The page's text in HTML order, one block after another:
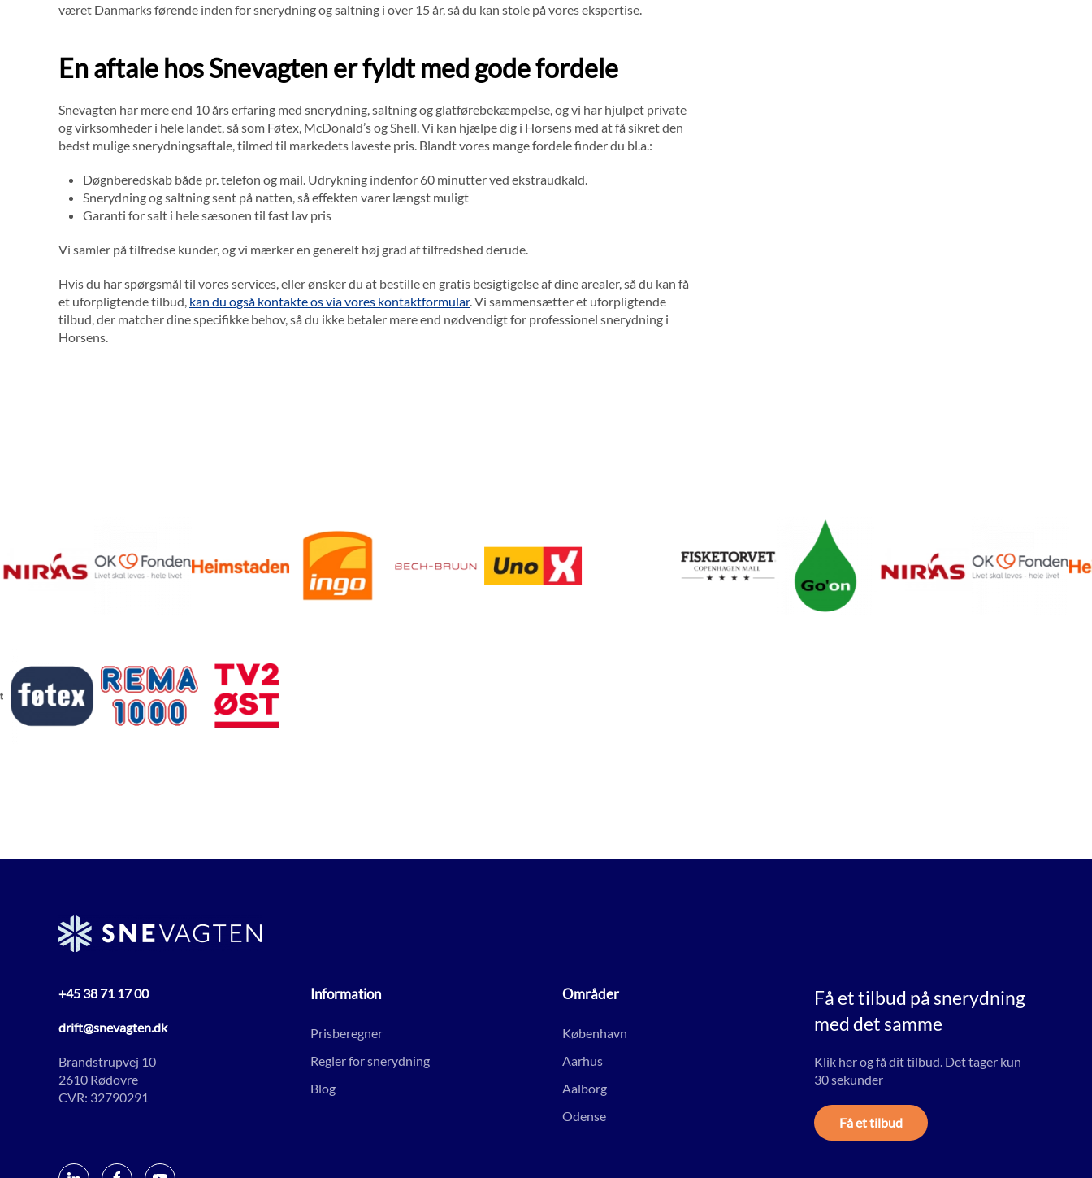
været Danmarks førende inden for snerydning og saltning i over 15 år, så du kan stole på vores ekspertise.
En aftale hos Snevagten er fyldt med gode fordele
Snevagten har mere end 10 års erfaring med snerydning, saltning og glatførebekæmpelse, og vi har hjulpet private
og virksomheder i hele landet, så som Føtex, McDonald’s og Shell. Vi kan hjælpe dig i Horsens med at få sikret den
bedst mulige snerydningsaftale, tilmed til markedets laveste pris. Blandt vores mange fordele finder du bl.a.:
Døgnberedskab både pr. telefon og mail. Udrykning indenfor 60 minutter ved ekstraudkald.
Snerydning og saltning sent på natten, så effekten varer længst muligt
Garanti for salt i hele sæsonen til fast lav pris
Vi samler på tilfredse kunder, og vi mærker en generelt høj grad af tilfredshed derude.
Hvis du har spørgsmål til vores services, eller ønsker du at bestille en gratis besigtigelse af dine arealer, så du kan få
et uforpligtende tilbud, kan du også kontakte os via vores kontaktformular. Vi sammensætter et uforpligtende
tilbud, der matcher dine specifikke behov, så du ikke betaler mere end nødvendigt for professionel snerydning i
Horsens.
+45 38 71 17 00
drift@snevagten.dk
Brandstrupvej 10
2610 Rødovre
CVR: 32790291
Information
Prisberegner
Regler for snerydning
Blog
Områder
København
Aarhus
Aalborg
Odense
Få et tilbud på snerydning
med det samme
Klik her og få dit tilbud. Det tager kun
30 sekunder
Få et tilbud